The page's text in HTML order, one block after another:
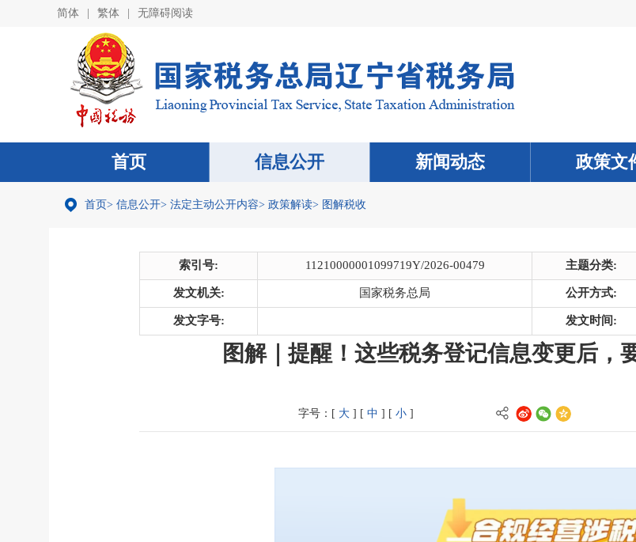
简体 繁体 无障碍阅读
首页 信息公开 新闻动态 政策文
首页> 信息公开> 法定主动公开内容> 政策解读> 图解税收
索引号: 11210000001099719Y/2026-00479 主题分类:
发文机关: 国家税务总局 公开方式:
发文字号: 发文时间:
图解｜提醒！这些税务登记信息变更后，
字号：[ 大 ] [ 中 ] [ 小 ]